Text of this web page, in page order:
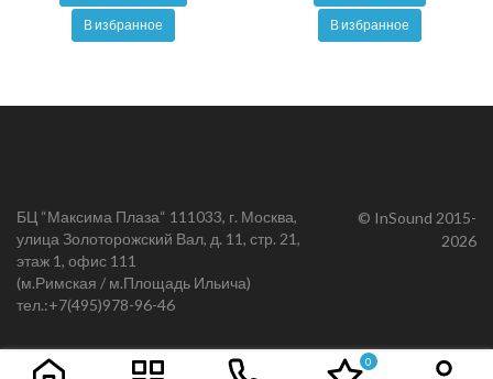
В избранное В избранное
БЦ “Максима Плаза“ 111033, г. Москва,
улица Золоторожский Вал, д. 11, стр. 21,
этаж 1, офис 111
(м.Римская / м.Площадь Ильича)
тел.:+7(495)978-96-46
© InSound 2015-
2026
0